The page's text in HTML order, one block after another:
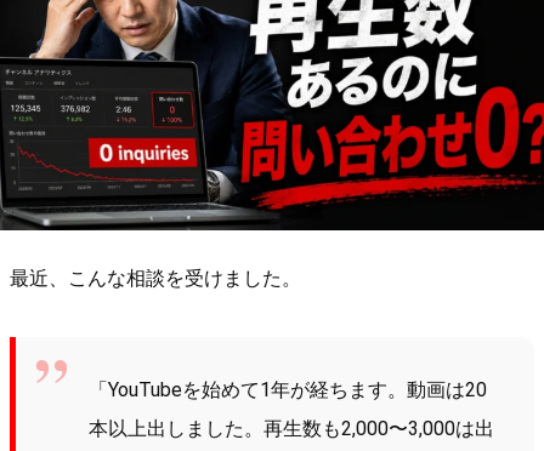
最近、こんな相談を受けました。
「YouTubeを始めて1年が経ちます。動画は20
本以上出しました。再生数も2,000〜3,000は出